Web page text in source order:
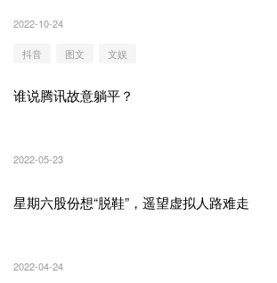
2022-10-24
抖音 图文 文娱
谁说腾讯故意躺平？
2022-05-23
星期六股份想“脱鞋”，遥望虚拟人路难走
2022-04-24